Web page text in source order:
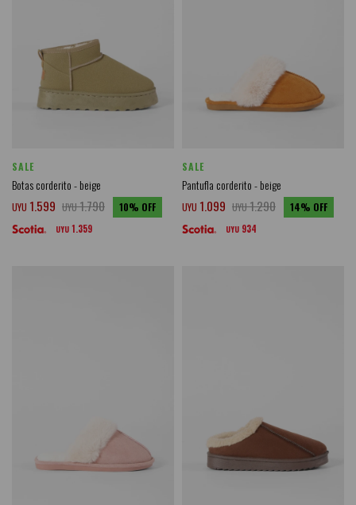
SALE
Botas corderito - beige
UYU 1.599 UYU1.790 10
UYU 1.359
SALE
Pantufla corderito - beige
UYU 1.099 UYU1.290 14
UYU 934